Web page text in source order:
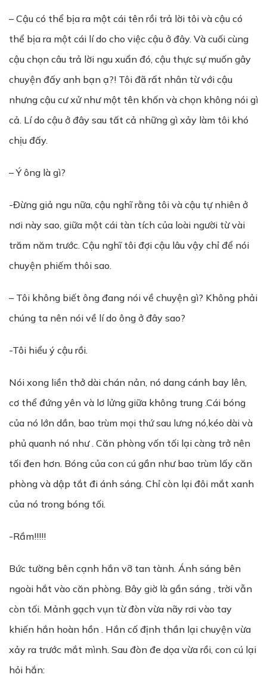
– Cậu có thể bịa ra một cái tên rồi trả lời tôi và cậu có
thể bịa ra một cái lí do cho việc cậu ở đây. Và cuối cùng
cậu chọn câu trả lời ngu xuẩn đó, cậu thực sự muốn gây
chuyện đấy anh bạn ạ?! Tôi đã rất nhân từ với cậu
nhưng cậu cư xử như một tên khốn và chọn không nói gì
cả. Lí do cậu ở đây sau tất cả những gì xảy làm tôi khó
chịu đấy.
– Ý ông là gì?
-Đừng giả ngu nữa, cậu nghĩ rằng tôi và cậu tự nhiên ở
nơi này sao, giữa một cái tàn tích của loài người từ vài
trăm năm trước. Cậu nghĩ tôi đợi cậu lâu vậy chỉ để nói
chuyện phiếm thôi sao.
– Tôi không biết ông đang nói về chuyện gì? Không phải
chúng ta nên nói về lí do ông ở đây sao?
-Tôi hiểu ý cậu rồi.
Nói xong liền thở dài chán nản, nó dang cánh bay lên,
cơ thể đứng yên và lơ lửng giữa không trung .Cái bóng
của nó lớn dần, bao trùm mọi thứ sau lưng nó,kéo dài và
phủ quanh nó như . Căn phòng vốn tối lại càng trở nên
tối đen hơn. Bóng của con cú gần như bao trùm lấy căn
phòng và dập tắt đi ánh sáng. Chỉ còn lại đôi mắt xanh
của nó trong bóng tối.
-Rầm!!!!!
Bức tường bên cạnh hắn vỡ tan tành. Ánh sáng bên
ngoài hắt vào căn phòng. Bây giờ là gần sáng , trời vẫn
còn tối. Mảnh gạch vụn từ đòn vừa nãy rơi vào tay
khiến hắn hoàn hồn . Hắn cố định thần lại chuyện vừa
xảy ra trước mắt mình. Sau đòn đe dọa vừa rồi, con cú lại
hỏi hắn: